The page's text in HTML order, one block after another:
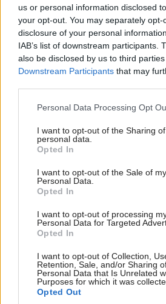
us or personal information disclosed
your opt-out. You may separately
disclosure of your personal
IAB’s list of downstream participants.
also be disclosed by us to third
Downstream Participants that may
Please note that this website/app
not limited to your visit or usage
grant or deny consent to Google and
use your data for below specified
consent section.
Personal Data Processing Opt
I want to opt-out of the Sharing
personal data.
Opted In
I want to opt-out of the Sale of my
Personal Data.
Opted In
I want to opt-out of processing
Personal Data for Targeted
Opted In
I want to opt-out of Collection,
Retention, Sale, and/or Sharing
Personal Data that Is Unrelated
Purposes for which it was
Opted Out
oboznámiť už pri návrhu inštalácie.
Špecifikom kondenzačných kotlov
ktorý je kyslý (hodnotu pH
uhličitý). Kondenzát z menších
kotlov sa môže odvádzať priamo
Na tejto stránke nájdete praktické
nástroje a všeobecné informácie o
domácnostiach. Stránka obsahuje
ktorej špecialisti poskytujú
využitia zemného plynu v doprave.
Solárna energia a
Pri rozhodovaní o vhodnom
sa nevypláca konať unáhlene. V